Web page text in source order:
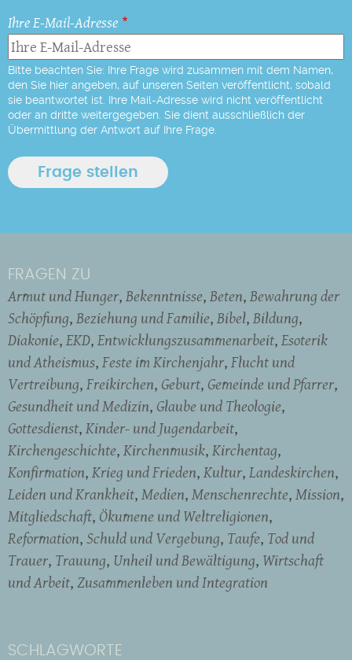
Ihre E-Mail-Adresse
Bitte beachten Sie: Ihre Frage wird zusammen mit dem Namen,
den Sie hier angeben, auf unseren Seiten veröffentlicht, sobald
sie beantwortet ist. Ihre Mail-Adresse wird nicht veröffentlicht
oder an dritte weitergegeben. Sie dient ausschließlich der
Übermittlung der Antwort auf Ihre Frage.
FRAGEN ZU
Armut und Hunger Bekenntnisse Beten Bewahrung der
Schöpfung Beziehung und Familie Bibel Bildung
Diakonie EKD Entwicklungszusammenarbeit Esoterik
und Atheismus Feste im Kirchenjahr Flucht und
Vertreibung Freikirchen Geburt Gemeinde und Pfarrer
Gesundheit und Medizin Glaube und Theologie
Gottesdienst Kinder- und Jugendarbeit
Kirchengeschichte Kirchenmusik Kirchentag
Konfirmation Krieg und Frieden Kultur Landeskirchen
Leiden und Krankheit Medien Menschenrechte Mission
Mitgliedschaft Ökumene und Weltreligionen
Reformation Schuld und Vergebung Taufe Tod und
Trauer Trauung Unheil und Bewältigung Wirtschaft
und Arbeit Zusammenleben und Integration
SCHLAGWORTE